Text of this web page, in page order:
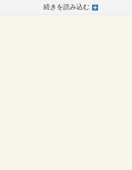
続きを読み込む